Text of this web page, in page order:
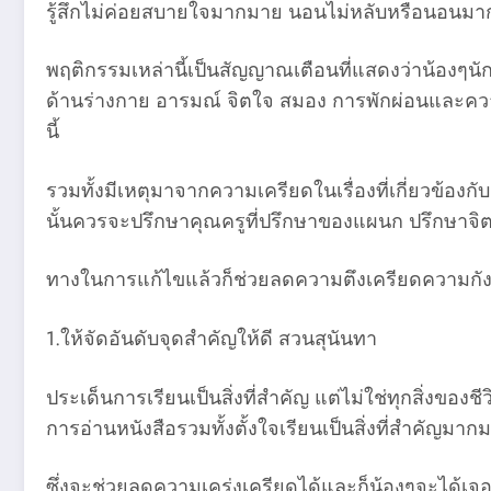
รู้สึกไม่ค่อยสบายใจมากมาย นอนไม่หลับหรือนอนม
พฤติกรรมเหล่านี้เป็นสัญญาณเตือนที่แสดงว่าน้องๆนั
ด้านร่างกาย อารมณ์ จิตใจ สมอง การพักผ่อนและ
นี้
รวมทั้งมีเหตุมาจากความเครียดในเรื่องที่เกี่ยวข้อ
นั้นควรจะปรึกษาคุณครูที่ปรึกษาของแผนก ปรึกษาจิ
ทางในการแก้ไขแล้วก็ช่วยลดความตึงเครียดความกั
1.ให้จัดอันดับจุดสำคัญให้ดี สวนสุนันทา
ประเด็นการเรียนเป็นสิ่งที่สำคัญ แต่ไม่ใช่ทุกสิ่งของ
การอ่านหนังสือรวมทั้งตั้งใจเรียนเป็นสิ่งที่สำคัญมา